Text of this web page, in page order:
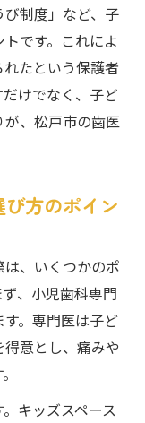
制度」など、子
です。これによ
たという保護者
けでなく、子ど
、松戸市の歯医
方のポイン
、いくつかのポ
、小児歯科専門
。専門医は子ど
意とし、痛みや
キッズスペース